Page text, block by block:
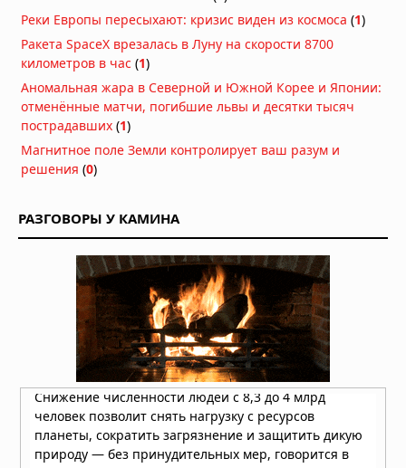
историю сумчатых хищников
Гиены оказались мастерами
общения: они используют 13 звуков
и «улыбку», чтобы игра не
переросла в драку
В Китае нашли предка пауков
14.07.2026 в 07:30
насильников по одному их звуку
13.07.2026 в 09:00
Медузы заживляют раны за минуты
без рубцов: учёные раскрыли
механизм, который может изменить
медицину
13.07.2026 в 06:30
Сон собаки глазами науки
10.07.2026 в 06:02
Реки Европы пересыхают: кризис виден из космоса (1)
Ракета SpaceX врезалась в Луну на скорости 8700
километров в час (1)
Аномальная жара в Северной и Южной Корее и Японии:
отменённые матчи, погибшие львы и десятки тысяч
пострадавших (1)
Магнитное поле Земли контролирует ваш разум и
решения (0)
РАЗГОВОРЫ У КАМИНА